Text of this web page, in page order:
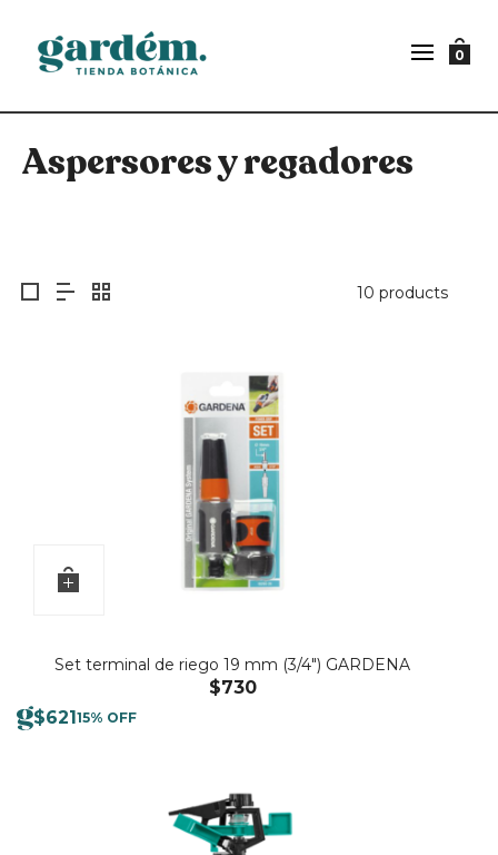
0
Aspersores y regadores
10 products
Set terminal de riego 19 mm (3/4″) GARDENA
$730
$62115% OFF